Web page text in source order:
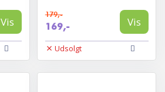
Vis
179,-
169,- Vis
Udsolgt